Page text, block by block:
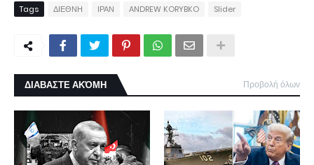
Tags ΔΙΕΘΝΗ ΙΡΑΝ ANDREW KORYBKO Slider
ΔΙΑΒΑΣΤΕ ΑΚΌΜΗ Προβολή όλων